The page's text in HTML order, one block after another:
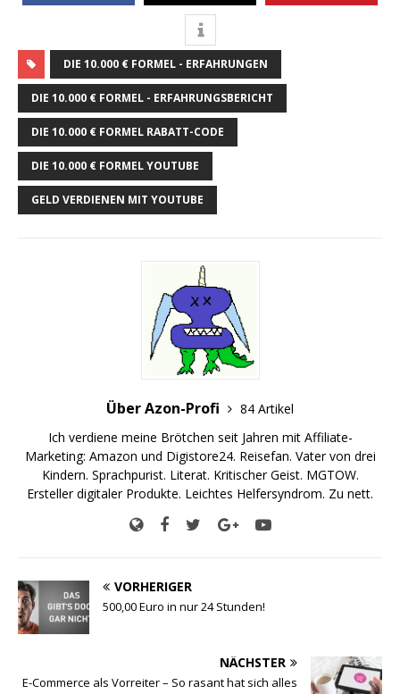
DIE 10.000 € FORMEL - ERFAHRUNGEN
DIE 10.000 € FORMEL - ERFAHRUNGSBERICHT
DIE 10.000 € FORMEL RABATT-CODE
DIE 10.000 € FORMEL YOUTUBE
GELD VERDIENEN MIT YOUTUBE
Über Azon-Profi
84 Artikel
Ich verdiene meine Brötchen seit Jahren mit Affiliate-
Marketing: Amazon und Digistore24. Reisefan. Vater von drei
Kindern. Sprachpurist. Literat. Kritischer Geist. MGTOW.
Ersteller digitaler Produkte. Leichtes Helfersyndrom. Zu nett.
VORHERIGER
500,00 Euro in nur 24 Stunden!
NÄCHSTER
E-Commerce als Vorreiter – So rasant hat sich alles